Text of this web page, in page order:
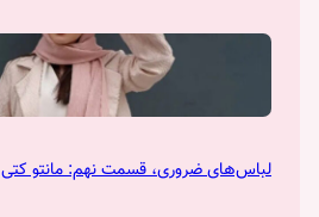
لباس‌های ضروری، قسمت نهم: مانتو کتی